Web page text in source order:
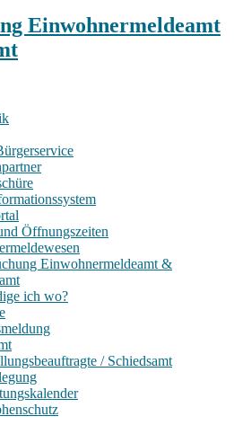
Einwohnermeldeamt
Öffnungszeiten
Einwohnermeldeamt &
ich wo?
/ Schiedsamt